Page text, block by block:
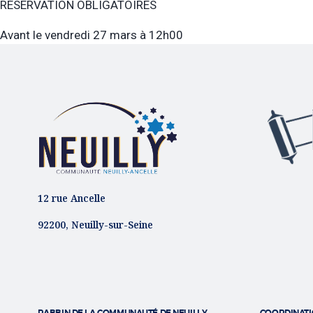
RÉSERVATION OBLIGATOIRES
Avant le vendredi 27 mars à 12h00
12 rue Ancelle
92200, Neuilly-sur-Seine